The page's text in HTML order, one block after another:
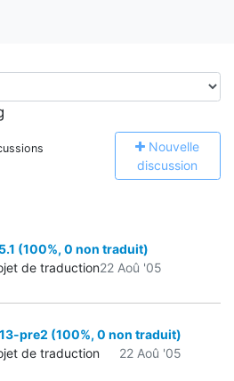
Nouvelle
discussion
(100%, 0 non traduit)
de traduction22 Aoû '05
pre2 (100%, 0 non traduit)
de traduction
22 Aoû '05